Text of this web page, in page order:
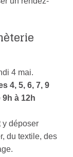
4 mai.
4, 5, 6, 7, 9
9h à 12h
y déposer
du textile, des